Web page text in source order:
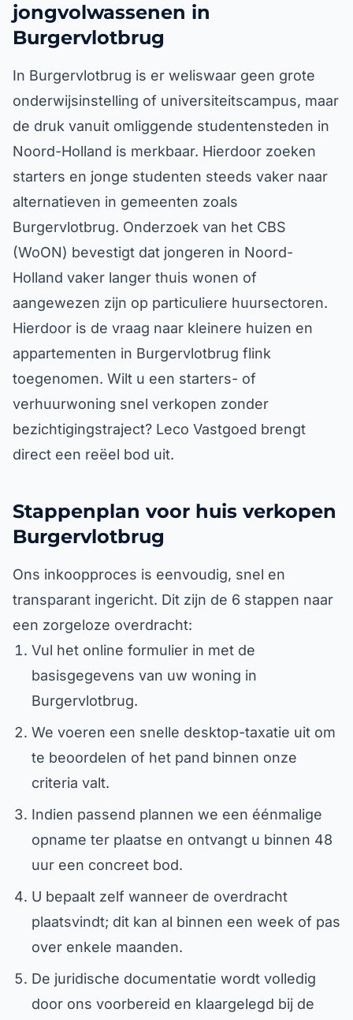
jongvolwassenen in
Burgervlotbrug
In Burgervlotbrug is er weliswaar geen grote
onderwijsinstelling of universiteitscampus, maar
de druk vanuit omliggende studentensteden in
Noord-Holland is merkbaar. Hierdoor zoeken
starters en jonge studenten steeds vaker naar
alternatieven in gemeenten zoals
Burgervlotbrug. Onderzoek van het CBS
(WoON) bevestigt dat jongeren in Noord-
Holland vaker langer thuis wonen of
aangewezen zijn op particuliere huursectoren.
Hierdoor is de vraag naar kleinere huizen en
appartementen in Burgervlotbrug flink
toegenomen. Wilt u een starters- of
verhuurwoning snel verkopen zonder
bezichtigingstraject? Leco Vastgoed brengt
direct een reëel bod uit.
Stappenplan voor huis verkopen
Burgervlotbrug
Ons inkoopproces is eenvoudig, snel en
transparant ingericht. Dit zijn de 6 stappen naar
een zorgeloze overdracht:
Vul het online formulier in met de
basisgegevens van uw woning in
Burgervlotbrug.
We voeren een snelle desktop-taxatie uit om
te beoordelen of het pand binnen onze
criteria valt.
Indien passend plannen we een éénmalige
opname ter plaatse en ontvangt u binnen 48
uur een concreet bod.
U bepaalt zelf wanneer de overdracht
plaatsvindt; dit kan al binnen een week of pas
over enkele maanden.
De juridische documentatie wordt volledig
door ons voorbereid en klaargelegd bij de